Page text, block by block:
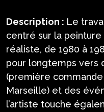
Description : Le
centré sur la peinture
réaliste, de 1980 à
pour longtemps vers
(première
Marseille) et des
l’artiste touche